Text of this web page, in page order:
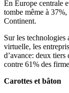
En Europe centrale
tombe même à
Continent.
Sur les technologies
virtuelle, les
d’avance: deux tiers
contre 61% des
Carottes et bâton